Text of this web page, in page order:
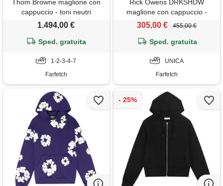
Thom Browne maglione con
cappuccio - toni neutri
1.494,00 €
Sped. gratuita
1-2-3-4-7
Farfetch
Rick Owens DRKSHDW
maglione con cappuccio -
nero
305,00 € 455,00 €
Sped. gratuita
UNICA
Farfetch